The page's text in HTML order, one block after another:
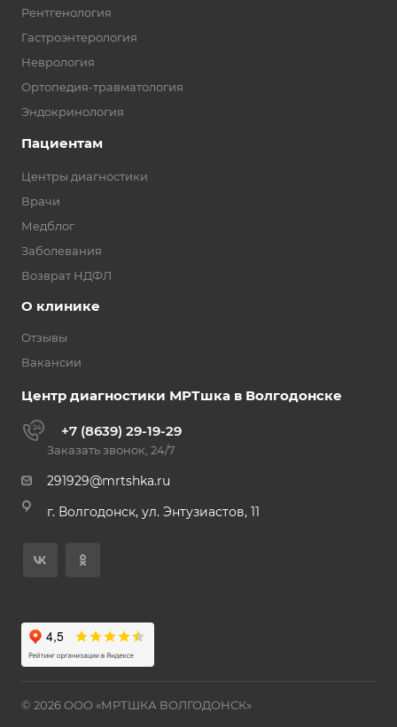
Рентгенология
Гастроэнтерология
Неврология
Ортопедия-травматология
Эндокринология
Пациентам
Центры диагностики
Врачи
Медблог
Заболевания
Возврат НДФЛ
О клинике
Отзывы
Вакансии
Центр диагностики МРТшка в Волгодонске
+7 (8639) 29-19-29
Заказать звонок, 24/7
291929@mrtshka.ru
г. Волгодонск, ул. Энтузиастов, 11
© 2026 ООО «МРТШКА ВОЛГОДОНСК»